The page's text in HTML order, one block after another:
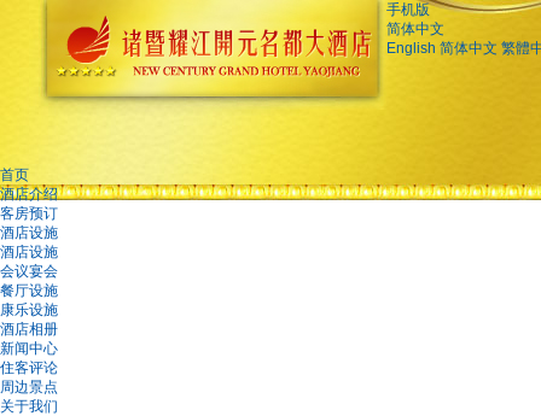
手机版
简体中文
English 简体中文 繁體
首页
酒店介绍
客房预订
酒店设施
酒店设施
会议宴会
餐厅设施
康乐设施
酒店相册
新闻中心
住客评论
周边景点
关于我们